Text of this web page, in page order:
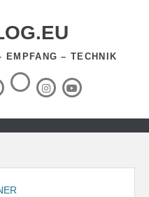
EMPFANG – TECHNIK
RSS-
Feed InstagramYouTube